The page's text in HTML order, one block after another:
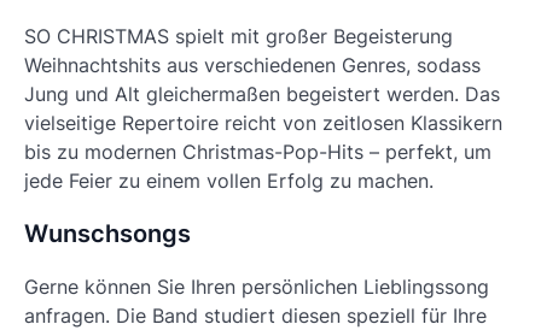
SO CHRISTMAS spielt mit großer Begeisterung
Weihnachtshits aus verschiedenen Genres, sodass
Jung und Alt gleichermaßen begeistert werden. Das
vielseitige Repertoire reicht von zeitlosen Klassikern
bis zu modernen Christmas-Pop-Hits – perfekt, um
jede Feier zu einem vollen Erfolg zu machen.
Wunschsongs
Gerne können Sie Ihren persönlichen Lieblingssong
anfragen. Die Band studiert diesen speziell für Ihre